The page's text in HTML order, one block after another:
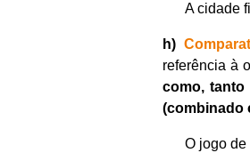
A cidade
h)
referência à
como,
(combinado
O jogo de